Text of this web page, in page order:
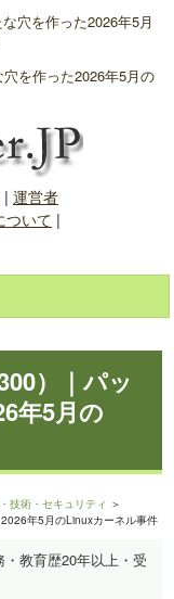
穴を作った2026年5月
を作った2026年5月の
| 運営者
ついて |
）｜パッ
年5月の
技術・セキュリティ ＞
年5月のLinuxカーネル事件
・教育歴20年以上・受